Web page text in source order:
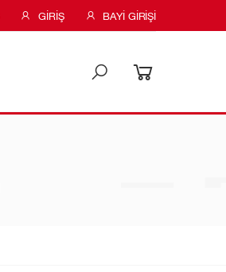
GIRIŞ BAYI GIRIŞI